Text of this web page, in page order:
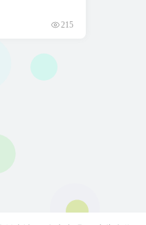
215